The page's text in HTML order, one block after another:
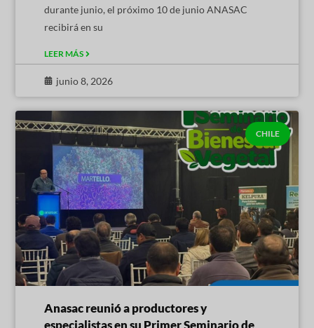
durante junio, el próximo 10 de junio ANASAC
recibirá en su
LEER MÁS
junio 8, 2026
CHILE
Anasac reunió a productores y
especialistas en su Primer Seminario de